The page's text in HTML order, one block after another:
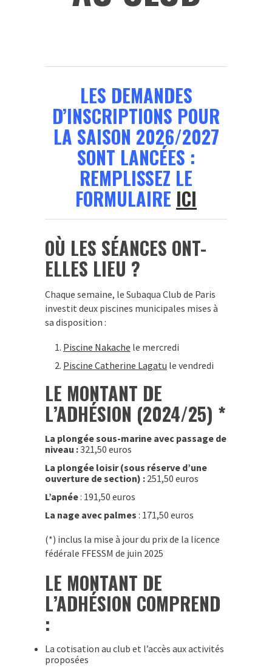
LES DEMANDES
D’INSCRIPTIONS POUR
LA SAISON 2026/2027
SONT LANCÉES :
REMPLISSEZ LE
FORMULAIRE ICI
OÙ LES SÉANCES ONT-
ELLES LIEU ?
Chaque semaine, le Subaqua Club de Paris
investit deux piscines municipales mises à
sa disposition :
Piscine Nakache le mercredi
Piscine Catherine Lagatu le vendredi
LE MONTANT DE
L’ADHÉSION (2024/25) *
La plongée sous-marine avec passage de
niveau :321,50 euros
La plongée loisir (sous réserve d’une
ouverture de section) : 251,50 euros
L’apnée: 191,50 euros
La nage avec palmes : 171,50 euros
(*) inclus la mise à jour du prix de la licence
fédérale FFESSM de juin 2025
LE MONTANT DE
L’ADHÉSION COMPREND
:
La cotisation au club et l’accès aux activités
proposées